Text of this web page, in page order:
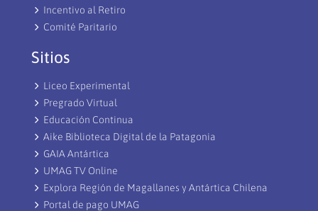
Incentivo al Retiro
Comité Paritario
Sitios
Liceo Experimental
Pregrado Virtual
Educación Continua
Aike Biblioteca Digital de la Patagonia
GAIA Antártica
UMAG TV Online
Explora Región de Magallanes y Antártica Chilena
Portal de pago UMAG